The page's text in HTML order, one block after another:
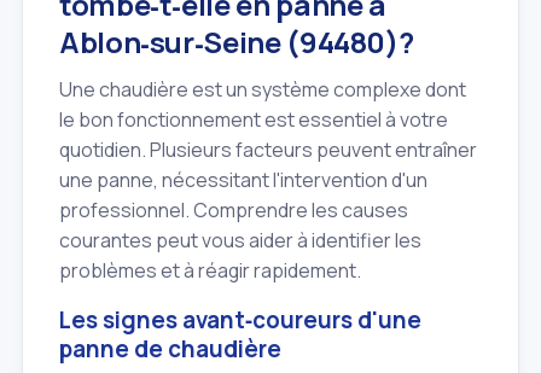
Ablon‑sur‑Seine (94480)?
Une chaudière est un système complexe dont
le bon fonctionnement est essentiel à votre
quotidien. Plusieurs facteurs peuvent entraîner
une panne, nécessitant l'intervention d'un
professionnel. Comprendre les causes
courantes peut vous aider à identifier les
problèmes et à réagir rapidement.
Les signes avant‑coureurs d'une
panne de chaudière